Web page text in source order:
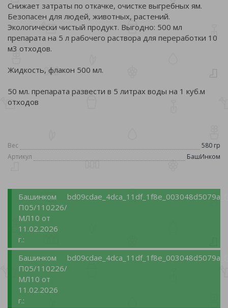
Снижает затраты по откачке, очистке выгребных ям.
Безопасен для людей, животных, растений.
Экологически чистый продукт. Выгодно: 500 мл
препарата на 5 л рабочего раствора для переработки 10
м3 отходов.
Жидкость, флакон 500 мл.
50 мл. препарата развести в 5 литрах воды на 1 куб.м
отходов
Вес
580 гр
Артикул
БашИнком
Башинком
П05/110226/
МЛ10 от
11.02.2026
г.:
Башинком
П05/110226/
МЛ10 от
11.02.2026
г.: